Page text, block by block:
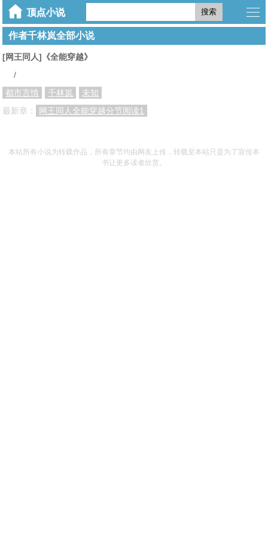
搜索
作者千林岚全部小说
[网王同人]《全能穿越》
/
都市言情
千林岚
未知
最新章：
网王同人全能穿越分节阅读1
本站所有小说为转载作品，所有章节均由网友上传，转载至本站只是为了宣传本
书让更多读者欣赏。